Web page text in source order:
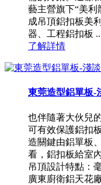
藝主營旗下“美利
成吊頂鋁扣板美
器、工程鋁扣板
了解詳情
東莞造型鋁單板-
也伴隨著大伙兒
可有效保護鋁扣
造關鍵由鋁單板
看，鋁扣板給室
吊頂設計特點：
廣東廚衛鋁天花